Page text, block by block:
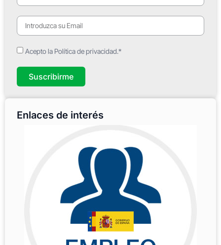
Acepto la Política de privacidad.*
Suscribirme
Enlaces de interés